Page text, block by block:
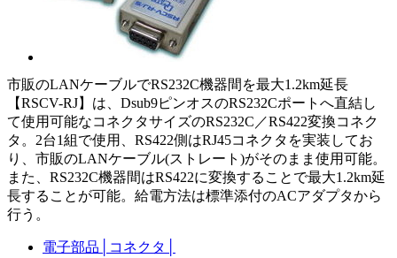
市販のLANケーブルでRS232C機器間を最大1.2km延長
【RSCV-RJ】は、Dsub9ピンオスのRS232Cポートへ直結し
て使用可能なコネクタサイズのRS232C／RS422変換コネク
タ。2台1組で使用、RS422側はRJ45コネクタを実装してお
り、市販のLANケーブル(ストレート)がそのまま使用可能。
また、RS232C機器間はRS422に変換することで最大1.2km延
長することが可能。給電方法は標準添付のACアダプタから
行う。
電子部品 コネクタ